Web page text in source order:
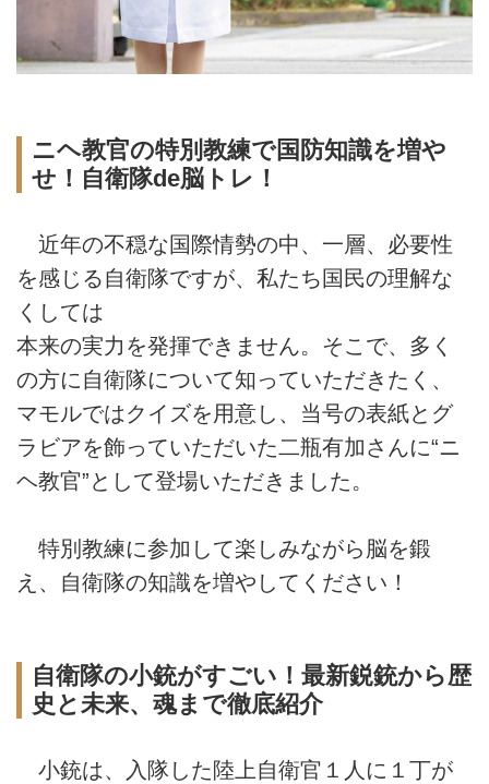
ニヘ教官の特別教練で国防知識を増や
せ！自衛隊de脳トレ！
近年の不穏な国際情勢の中、一層、必要性
を感じる自衛隊ですが、私たち国民の理解な
くしては
本来の実力を発揮できません。そこで、多く
の方に自衛隊について知っていただきたく、
マモルではクイズを用意し、当号の表紙とグ
ラビアを飾っていただいた二瓶有加さんに“ニ
ヘ教官”として登場いただきました。
特別教練に参加して楽しみながら脳を鍛
え、自衛隊の知識を増やしてください！
自衛隊の小銃がすごい！最新鋭銃から歴
史と未来、魂まで徹底紹介
小銃は、入隊した陸上自衛官１人に１丁が